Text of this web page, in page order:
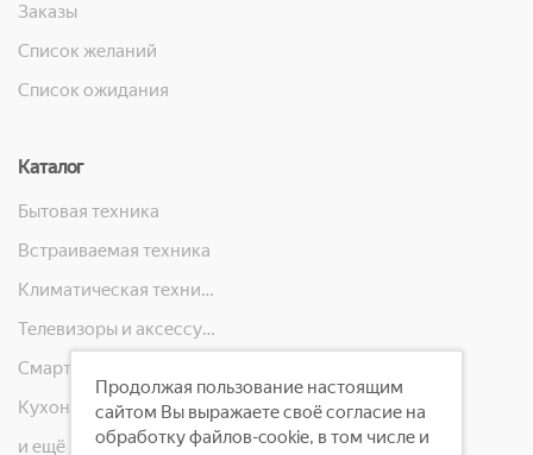
Заказы
Список желаний
Список ожидания
Каталог
Бытовая техника
Встраиваемая техника
Климатическая техника
Телевизоры и аксессуары
Кухонная техника
и ещё 10 категорий
Продолжая пользование настоящим
сайтом Вы выражаете своё согласие на
обработку файлов-cookie, в том числе и